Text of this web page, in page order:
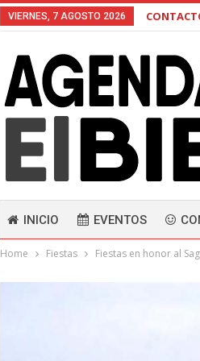
VIERNES, 7 AGOSTO 2026
INICIO EVENTOS
Home Fiestas Fiestas en honor al